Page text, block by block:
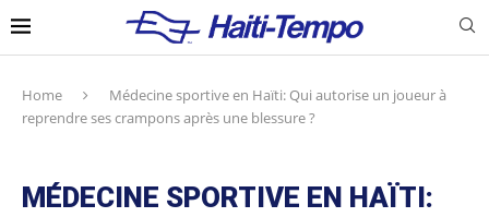
Home
Médecine sportive en Haïti: Qui autorise un joueur à
reprendre ses crampons après une blessure ?
MÉDECINE SPORTIVE EN HAÏTI: